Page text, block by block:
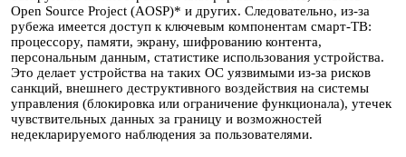
Open Source Project (AOSP)* и других. Следовательно, из-за
рубежа имеется доступ к ключевым компонентам смарт-ТВ:
процессору, памяти, экрану, шифрованию контента,
персональным данным, статистике использования устройства.
Это делает устройства на таких ОС уязвимыми из-за рисков
санкций, внешнего деструктивного воздействия на системы
управления (блокировка или ограничение функционала), утечек
чувствительных данных за границу и возможностей
недекларируемого наблюдения за пользователями.